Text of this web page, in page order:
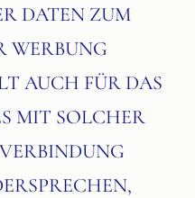
DATEN ZUM
WERBUNG
AUCH FÜR DAS
MIT SOLCHER